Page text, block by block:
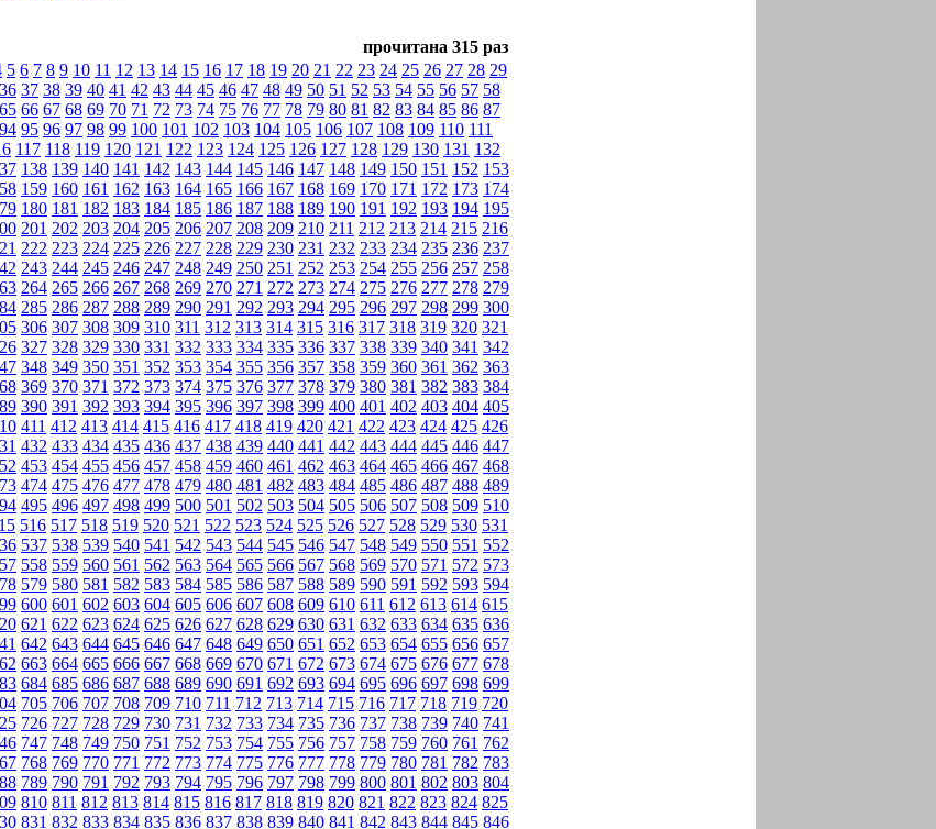
прочитана 315 раз
5 6 7 8 9 10 11 12 13 14 15 16 17 18 19 20 21 22 23 24 25 26 27 28 29
36 37 38 39 40 41 42 43 44 45 46 47 48 49 50 51 52 53 54 55 56 57 58
65 66 67 68 69 70 71 72 73 74 75 76 77 78 79 80 81 82 83 84 85 86 87
94 95 96 97 98 99 100 101 102 103 104 105 106 107 108 109 110 111
117 118 119 120 121 122 123 124 125 126 127 128 129 130 131 132
138 139 140 141 142 143 144 145 146 147 148 149 150 151 152 153
159 160 161 162 163 164 165 166 167 168 169 170 171 172 173 174
180 181 182 183 184 185 186 187 188 189 190 191 192 193 194 195
201 202 203 204 205 206 207 208 209 210 211 212 213 214 215 216
222 223 224 225 226 227 228 229 230 231 232 233 234 235 236 237
243 244 245 246 247 248 249 250 251 252 253 254 255 256 257 258
264 265 266 267 268 269 270 271 272 273 274 275 276 277 278 279
285 286 287 288 289 290 291 292 293 294 295 296 297 298 299 300
306 307 308 309 310 311 312 313 314 315 316 317 318 319 320 321
327 328 329 330 331 332 333 334 335 336 337 338 339 340 341 342
348 349 350 351 352 353 354 355 356 357 358 359 360 361 362 363
369 370 371 372 373 374 375 376 377 378 379 380 381 382 383 384
390 391 392 393 394 395 396 397 398 399 400 401 402 403 404 405
411 412 413 414 415 416 417 418 419 420 421 422 423 424 425 426
432 433 434 435 436 437 438 439 440 441 442 443 444 445 446 447
453 454 455 456 457 458 459 460 461 462 463 464 465 466 467 468
474 475 476 477 478 479 480 481 482 483 484 485 486 487 488 489
495 496 497 498 499 500 501 502 503 504 505 506 507 508 509 510
516 517 518 519 520 521 522 523 524 525 526 527 528 529 530 531
537 538 539 540 541 542 543 544 545 546 547 548 549 550 551 552
558 559 560 561 562 563 564 565 566 567 568 569 570 571 572 573
579 580 581 582 583 584 585 586 587 588 589 590 591 592 593 594
600 601 602 603 604 605 606 607 608 609 610 611 612 613 614 615
621 622 623 624 625 626 627 628 629 630 631 632 633 634 635 636
642 643 644 645 646 647 648 649 650 651 652 653 654 655 656 657
663 664 665 666 667 668 669 670 671 672 673 674 675 676 677 678
684 685 686 687 688 689 690 691 692 693 694 695 696 697 698 699
705 706 707 708 709 710 711 712 713 714 715 716 717 718 719 720
726 727 728 729 730 731 732 733 734 735 736 737 738 739 740 741
747 748 749 750 751 752 753 754 755 756 757 758 759 760 761 762
768 769 770 771 772 773 774 775 776 777 778 779 780 781 782 783
789 790 791 792 793 794 795 796 797 798 799 800 801 802 803 804
810 811 812 813 814 815 816 817 818 819 820 821 822 823 824 825
831 832 833 834 835 836 837 838 839 840 841 842 843 844 845 846